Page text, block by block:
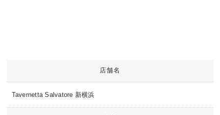
店舗名
Tavernetta Salvatore 新横浜